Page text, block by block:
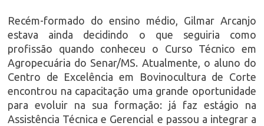
Recém-formado do ensino médio, Gilmar Arcanjo
estava ainda decidindo o que seguiria como
profissão quando conheceu o Curso Técnico em
Agropecuária do Senar/MS. Atualmente, o aluno do
Centro de Excelência em Bovinocultura de Corte
encontrou na capacitação uma grande oportunidade
para evoluir na sua formação: já faz estágio na
Assistência Técnica e Gerencial e passou a integrar a